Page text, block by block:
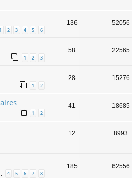
2 3 4 5 6
136 52056
1 2 3
58 22565
1 2
28 15276
1 2
41 18685
12 8993
4 5 6 7 8
185 62556